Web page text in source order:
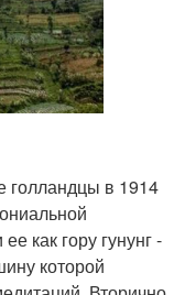
голландцы в 1914
как гору гунунг -
которой